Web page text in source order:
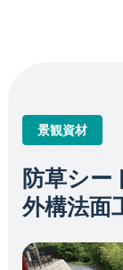
景観資材
防草シー
外構法面